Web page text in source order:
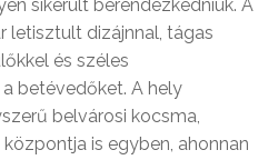
sikerült berendezkedniük. A
letisztult dizájnnal, tágas
és széles
betévedőket. A hely
belvárosi kocsma,
is egyben, ahonnan